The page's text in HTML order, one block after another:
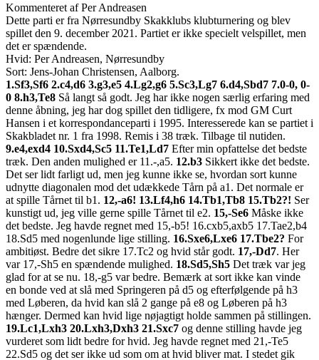
Kommenteret af Per Andreasen
Dette parti er fra Nørresundby Skakklubs klubturnering og blev
spillet den 9. december 2021. Partiet er ikke specielt velspillet, men
det er spændende.
Hvid: Per Andreasen, Nørresundby
Sort: Jens-Johan Christensen, Aalborg.
1.Sf3,Sf6 2.c4,d6 3.g3,e5 4.Lg2,g6 5.Sc3,Lg7 6.d4,Sbd7 7.0-0, 0-
0 8.h3,Te8 Så langt så godt. Jeg har ikke nogen særlig erfaring med
denne åbning, jeg har dog spillet den tidligere, fx mod GM Curt
Hansen i et korrespondanceparti i 1995. Interesserede kan se partiet i
Skakbladet nr. 1 fra 1998. Remis i 38 træk. Tilbage til nutiden.
9.e4,exd4 10.Sxd4,Sc5 11.Te1,Ld7 Efter min opfattelse det bedste
træk. Den anden mulighed er 11.-,a5. 12.b3 Sikkert ikke det bedste.
Det ser lidt farligt ud, men jeg kunne ikke se, hvordan sort kunne
udnytte diagonalen mod det udækkede Tårn på a1. Det normale er
at spille Tårnet til b1. 12,-a6! 13.Lf4,h6 14.Tb1,Tb8 15.Tb2?! Ser
kunstigt ud, jeg ville gerne spille Tårnet til e2. 15,-Se6 Måske ikke
det bedste. Jeg havde regnet med 15,-b5! 16.cxb5,axb5 17.Tae2,b4
18.Sd5 med nogenlunde lige stilling. 16.Sxe6,Lxe6 17.Tbe2? For
ambitiøst. Bedre det sikre 17.Tc2 og hvid står godt. 17,-Dd7. Her
var 17,-Sh5 en spændende mulighed. 18.Sd5,Sh5 Det træk var jeg
glad for at se nu. 18,-g5 var bedre. Bemærk at sort ikke kan vinde
en bonde ved at slå med Springeren på d5 og efterfølgende på h3
med Løberen, da hvid kan slå 2 gange på e8 og Løberen på h3
hænger. Dermed kan hvid lige nøjagtigt holde sammen på stillingen.
19.Lc1,Lxh3 20.Lxh3,Dxh3 21.Sxc7 og denne stilling havde jeg
vurderet som lidt bedre for hvid. Jeg havde regnet med 21,-Te5
22.Sd5 og det ser ikke ud som om at hvid bliver mat. I stedet gik